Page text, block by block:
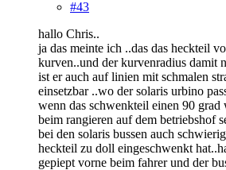
#43
hallo Chris..
ja das meinte ich ..das das heckteil
kurven..und der kurvenradius damit
ist er auch auf linien mit schmalen
einsetzbar ..wo der solaris urbino
wenn das schwenkteil einen 90 grad
beim rangieren auf dem betriebshof
bei den solaris bussen auch
heckteil zu doll eingeschwenkt
gepiept vorne beim fahrer und der